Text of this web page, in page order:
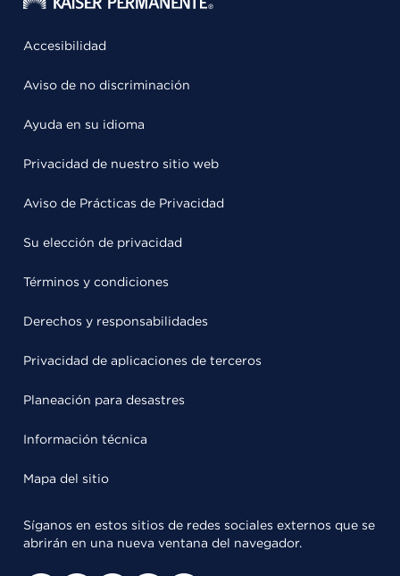
Accesibilidad
Aviso de no discriminación
Ayuda en su idioma
Privacidad de nuestro sitio web
Aviso de Prácticas de Privacidad
Su elección de privacidad
Términos y condiciones
Derechos y responsabilidades
Privacidad de aplicaciones de terceros
Planeación para desastres
Información técnica
Mapa del sitio
Síganos en estos sitios de redes sociales externos que se
abrirán en una nueva ventana del navegador.